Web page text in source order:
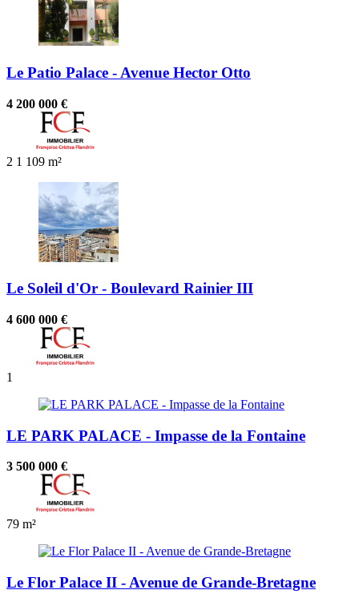
Le Patio Palace - Avenue Hector Otto
4 200 000 €
2 1 109 m²
Le Soleil d'Or - Boulevard Rainier III
4 600 000 €
1
LE PARK PALACE - Impasse de la Fontaine
3 500 000 €
79 m²
Le Flor Palace II - Avenue de Grande-Bretagne